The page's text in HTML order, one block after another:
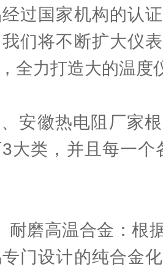
过国家机构的认
们将不断扩大仪
全力打造大的温度
徽热电阻厂家根
大类，并且每一
磨高温合金：根据
门设计的纯合金